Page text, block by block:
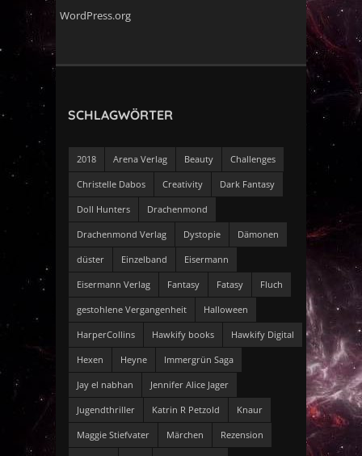
WordPress.org
SCHLAGWÖRTER
2018 Arena Verlag Beauty Challenges
Christelle Dabos Creativity Dark Fantasy
Doll Hunters Drachenmond
Drachenmond Verlag Dystopie Dämonen
düster Einzelband Eisermann
Eisermann Verlag Fantasy Fatasy Fluch
gestohlene Vergangenheit Halloween
HarperCollins Hawkify books Hawkify Digital
Hexen Heyne Immergrün Saga
Jay el nabhan Jennifer Alice Jager
Jugendthriller Katrin R Petzold Knaur
Maggie Stiefvater Märchen Rezension